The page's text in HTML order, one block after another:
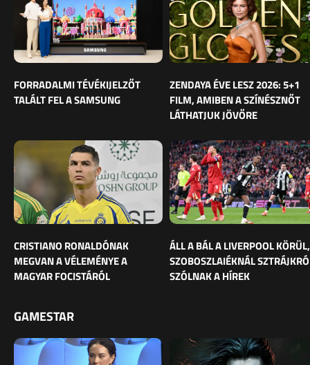
FORRADALMI TÉVÉKIJELZŐT
TALÁLT FEL A SAMSUNG
ZENDAYA ÉVE LESZ 2026: 5+1
FILM, AMIBEN A SZÍNÉSZNŐT
LÁTHATJUK JÖVŐRE
CRISTIANO RONALDÓNAK
MEGVAN A VÉLEMÉNYE A
MAGYAR FOCISTÁRÓL
ÁLL A BÁL A LIVERPOOL KÖRÜL,
SZOBOSZLAIÉKNÁL
SZÓLNAK A HÍREK
GAMESTAR